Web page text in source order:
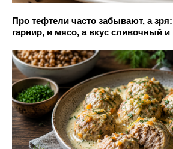
Про тефтели часто забывают, а
гарнир, и мясо, а вкус сливочный